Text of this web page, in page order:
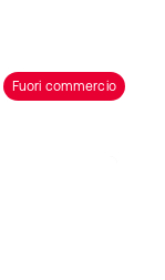
Fuori commercio